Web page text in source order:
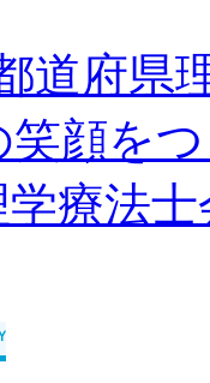
道府県
顔を
療法